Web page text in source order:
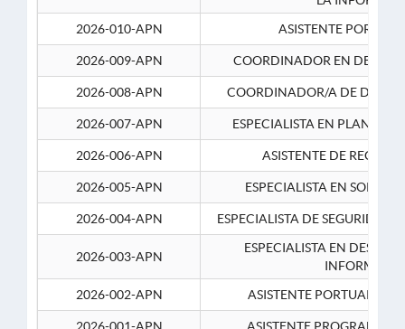
2026-010-APN
ASISTENTE
2026-009-APN COORDINADOR EN
2026-008-APN COORDINADOR/A DE
2026-007-APN ESPECIALISTA EN
2026-006-APN ASISTENTE DE
2026-005-APN ESPECIALISTA EN
2026-004-APN ESPECIALISTA DE SEGURIDAD
2026-003-APN
ESPECIALISTA EN
2026-002-APN
ASISTENTE PORTUARIO 2-